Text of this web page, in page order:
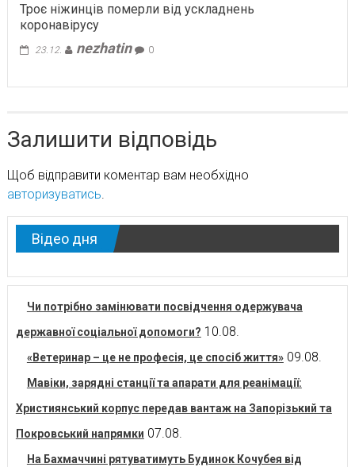
Троє ніжинців померли від ускладнень
коронавірусу
23.12. nezhatin 0
Залишити відповідь
Щоб відправити коментар вам необхідно
авторизуватись
Відео дня
Чи потрібно замінювати посвідчення одержувача
державної соціальної допомоги? 10.08.
«Ветеринар – це не професія, це спосіб життя» 09.08.
Мавіки, зарядні станції та апарати для реанімації:
Християнський корпус передав вантаж на Запорізький та
Покровський напрямки 07.08.
На Бахмаччині рятуватимуть Будинок Кочубея від